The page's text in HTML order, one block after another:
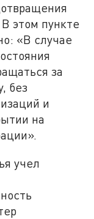
этом пункте
«В случае
за
без
и
на
учел